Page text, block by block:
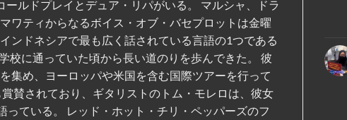
ルドプレイとデュア・リパがいる。 マルシャ、ドラ
ワティからなるボイス・オブ・バセプロットは金曜
ンドネシアで最も広く話されている言語の1つである
校に通っていた頃から長い道のりを歩んできた。 彼
集め、ヨーロッパや米国を含む国際ツアーを行って
賛されており、ギタリストのトム・モレロは、彼女
ている。 レッド・ホット・チリ・ペッパーズのフ